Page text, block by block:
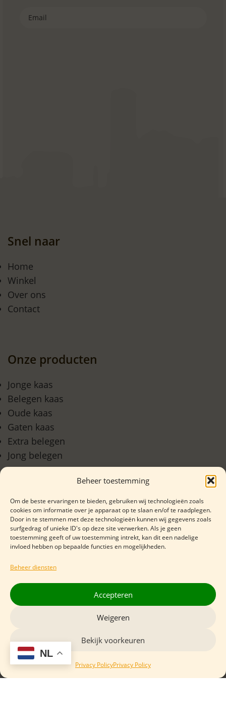
Beheer toestemming
Om de beste ervaringen te bieden, gebruiken wij technologieën zoals
cookies om informatie over je apparaat op te slaan en/of te raadplegen.
Door in te stemmen met deze technologieën kunnen wij gegevens zoals
surfgedrag of unieke ID's op deze site verwerken. Als je geen
toestemming geeft of uw toestemming intrekt, kan dit een nadelige
invloed hebben op bepaalde functies en mogelijkheden.
Beheer diensten
Accepteren
Weigeren
Bekijk voorkeuren
Privacy PolicyPrivacy Policy
Snel naar
Home
Winkel
Over ons
Contact
Onze producten
Jonge kaas
Belegen kaas
Oude kaas
Gaten kaas
Extra belegen
Jong belegen
Openingstijden
Maandag
Gesloten
Dinsdag
12:00 - 17:00
09:00 - 17:15
Zaterdag
09:00 - 17:15
Gesloten
Contact gegevens
NL